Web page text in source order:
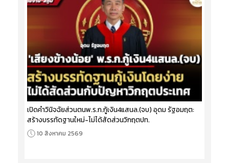
เปิดคำวินิจฉัยส่วนตนพ.ร.ก.กู้เงิน4แสนล.(จบ) อุดม รัฐอมฤต:
สร้างบรรทัดฐานใหม่-ไม่ได้สัดส่วนวิกฤตปท.
10 สิงหาคม 2569